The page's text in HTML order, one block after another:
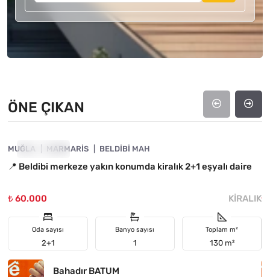
ÖNE ÇIKAN
ÖNE ÇIKAN
MUĞLA MARMARIS BELDIBI MAH
📍 Beldibi merkeze yakın konumda kiralık 2+1 eşyalı daire
₺ 60.000 KIRALIK
Oda sayısı
2+1
Banyo sayısı
1
Toplam m²
130 m²
Bahadır BATUM
₺